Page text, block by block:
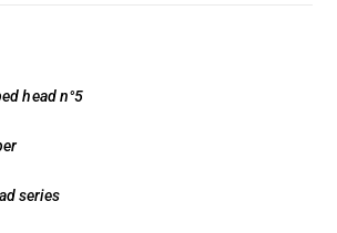
head n°5
series